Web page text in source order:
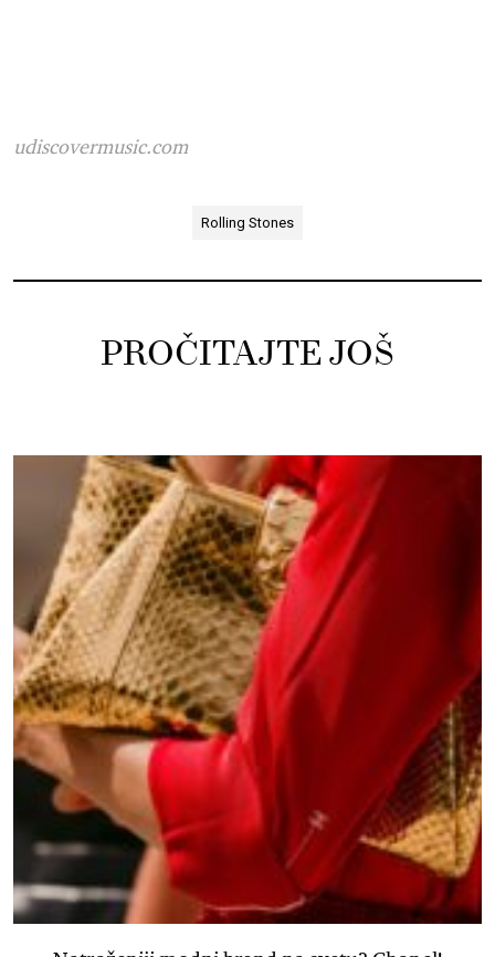
udiscovermusic.com
Rolling Stones
PROČITAJTE JOŠ